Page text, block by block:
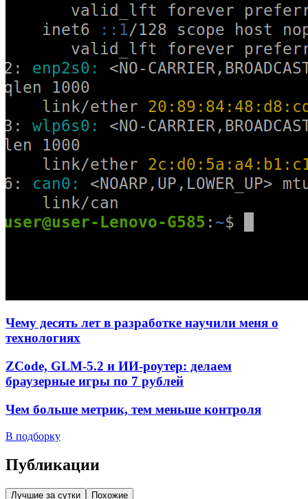
Чему десять лет в разработке научили меня о
технологиях
ZCode, GLM-5.2 и ИИ-роутер: делаем
браузерные игры по 7 рублей
Чем больше метрик, тем меньше контроля
В подборку
Публикации
Лучшие за сутки Похожие